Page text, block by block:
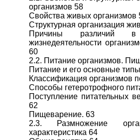
организмов 58
Свойства живых организмов
Структурная организация
Причины различий
жизнедеятельности
60
2.2. Питание организмов.
Питание и его основные
Классификация организмов
Способы гетеротрофного
Поступление питательных
62
Пищеварение. 63
2.3. Размножение
характеристика 64